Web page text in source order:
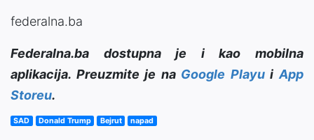
federalna.ba
Federalna.ba dostupna je i kao mobilna
aplikacija. Preuzmite je na Google PlayuiApp
Storeu.
SAD Donald Trump Bejrut napad